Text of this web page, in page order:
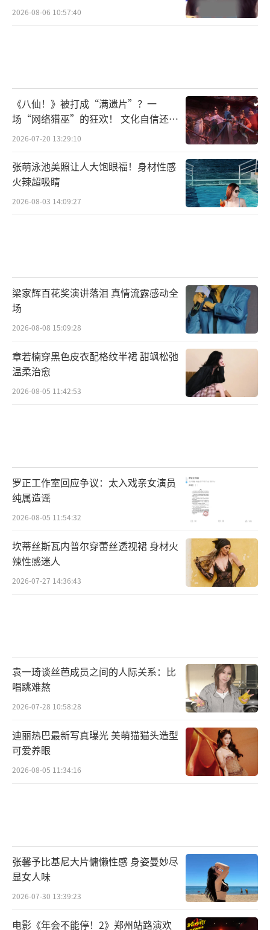
2026-08-06 10:57:40
《八仙！》被打成“满遗片”？一
场“网络猎巫”的狂欢！ 文化自信还是
焦虑？
2026-07-20 13:29:10
张萌泳池美照让人大饱眼福！身材性感
火辣超吸睛
2026-08-03 14:09:27
梁家辉百花奖演讲落泪 真情流露感动全
场
2026-08-08 15:09:28
章若楠穿黑色皮衣配格纹半裙 甜飒松弛
温柔治愈
2026-08-05 11:42:53
罗正工作室回应争议：太入戏亲女演员
纯属造谣
2026-08-05 11:54:32
坎蒂丝斯瓦内普尔穿蕾丝透视裙 身材火
辣性感迷人
2026-07-27 14:36:43
袁一琦谈丝芭成员之间的人际关系：比
唱跳难熬
2026-07-28 10:58:28
迪丽热巴最新写真曝光 美萌猫猫头造型
可爱养眼
2026-08-05 11:34:16
张馨予比基尼大片慵懒性感 身姿曼妙尽
显女人味
2026-07-30 13:39:23
电影《年会不能停！2》郑州站路演欢